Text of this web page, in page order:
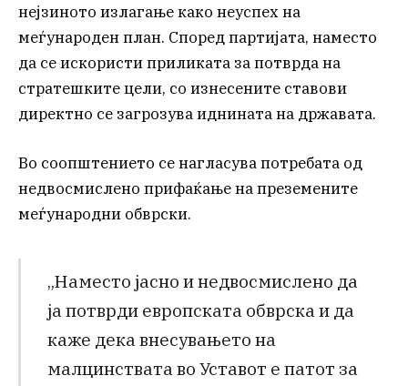
нејзиното излагање како неуспех на
меѓународен план. Според партијата, наместо
да се искористи приликата за потврда на
стратешките цели, со изнесените ставови
директно се загрозува иднината на државата.
Во соопштението се нагласува потребата од
недвосмислено прифаќање на преземените
меѓународни обврски.
„Наместо јасно и недвосмислено да
ја потврди европската обврска и да
каже дека внесувањето на
малцинствата во Уставот е патот за